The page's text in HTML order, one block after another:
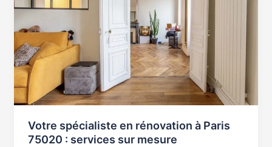
Votre spécialiste en rénovation à Paris
75020 : services sur mesure
Paris
:
services
sur
mesure